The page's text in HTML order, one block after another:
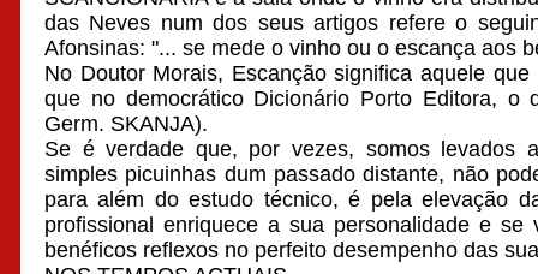
das Neves num dos seus artigos refere o
Afonsinas: "... se mede o vinho ou o escança aos
No Doutor Morais, Escanção significa aquele
que no democrático Dicionário Porto Editora, o
Germ. SKANJA).
Se é verdade que, por vezes, somos levados
simples picuinhas dum passado distante, não
para além do estudo técnico, é pela elevação
profissional enriquece a sua personalidade e se
benéficos reflexos no perfeito desempenho das